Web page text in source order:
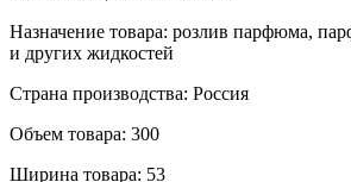
Назначение товара: розлив парфюма,
и других жидкостей
Страна производства: Россия
Объем товара: 300
Ширина товара: 53